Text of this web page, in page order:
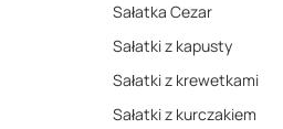
Sałatka Cezar
Sałatki z kapusty
Sałatki z krewetkami
Sałatki z kurczakiem